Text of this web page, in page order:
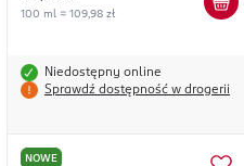
100 ml = 109,98 zł
Niedostępny online
Sprawdź dostępność w drogerii
NOWE